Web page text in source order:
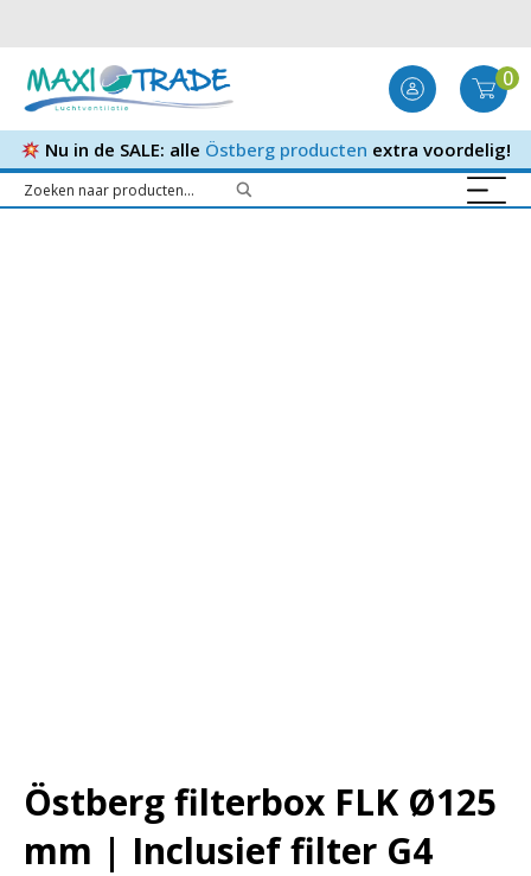
0
Nu in de SALE: alle Östberg producten extra voordelig!
Östberg filterbox FLK Ø125
mm | Inclusief filter G4